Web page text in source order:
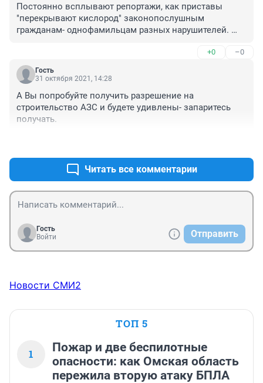
Постоянно всплывают репортажи, как приставы
"перекрывают кислород" законопослушным
гражданам- однофамильцам разных нарушителей.
блокированными счетами и картами, вынуждены
доказывать свою непричастность к однофамильцам.
А тут несколько лет не могут оповестить
деятельность.
Куда то же выручка с АЗС уходит, или там бесплатно
бензин раздают? Что то тут нечисто.
+0 –0
Гость
31 октября 2021, 14:28
А Вы попробуйте получить разрешение на
строительство АЗС и будете удивлены- запаритесь
получать.
Читать все комментарии
Гость
Войти
Отправить
Новости СМИ2
ТОП 5
1
Пожар и две беспилотные
опасности: как Омская область
пережила вторую атаку БПЛА